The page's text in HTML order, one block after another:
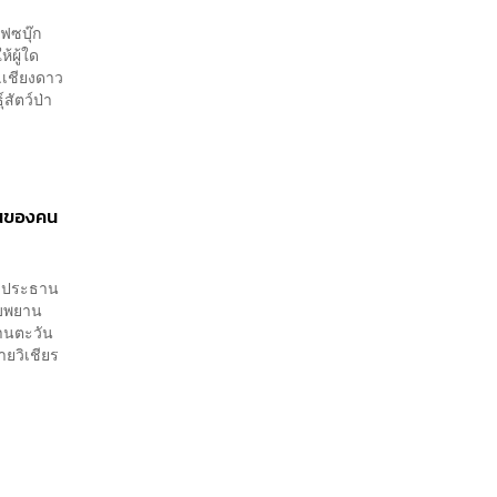
ฟซบุ๊ก
ผู้ใด
ชียงดาว
สัตว์ป่า
ของคน
ระธาน
พยาน
นตะวัน
วิเชียร